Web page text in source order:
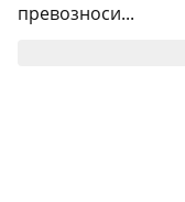
превозноси...